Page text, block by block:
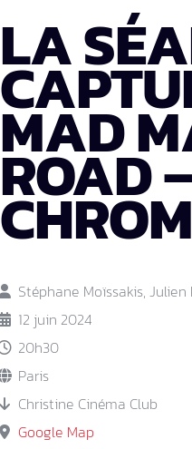
LA
MAD
ROAD
Stéphane Moïssakis,
12 juin 2024
20h30
Paris
Christine Cinéma Club
Google Map